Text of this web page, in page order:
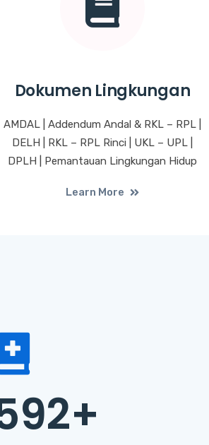
Dokumen Lingkungan
AMDAL | Addendum Andal & RKL – RPL |
DELH | RKL – RPL Rinci | UKL – UPL |
DPLH | Pemantauan Lingkungan Hidup
Learn More
+